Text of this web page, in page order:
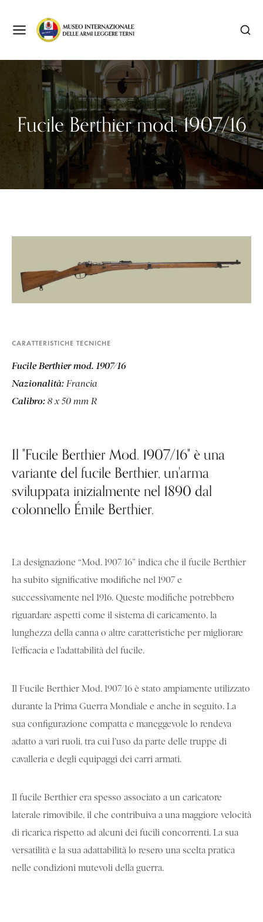
Fucile Berthier mod. 1907/16
CARATTERISTICHE TECNICHE
Fucile Berthier mod. 1907/16
Nazionalità: Francia
Calibro: 8 x 50 mm R
Il "Fucile Berthier Mod. 1907/16" è una
variante del fucile Berthier, un'arma
sviluppata inizialmente nel 1890 dal
colonnello Émile Berthier.
La designazione “Mod. 1907/16” indica che il fucile Berthier
ha subito significative modifiche nel 1907 e
successivamente nel 1916. Queste modifiche potrebbero
riguardare aspetti come il sistema di caricamento, la
lunghezza della canna o altre caratteristiche per migliorare
l’efficacia e l’adattabilità del fucile.
Il Fucile Berthier Mod. 1907/16 è stato ampiamente utilizzato
durante la Prima Guerra Mondiale e anche in seguito. La
sua configurazione compatta e maneggevole lo rendeva
adatto a vari ruoli, tra cui l’uso da parte delle truppe di
cavalleria e degli equipaggi dei carri armati.
Il fucile Berthier era spesso associato a un caricatore
laterale rimovibile, il che contribuiva a una maggiore velocità
di ricarica rispetto ad alcuni dei fucili concorrenti. La sua
versatilità e la sua adattabilità lo resero una scelta pratica
nelle condizioni mutevoli della guerra.